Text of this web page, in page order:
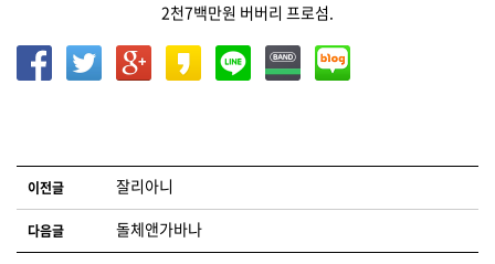
2천7백만원 버버리 프로섬.
이전글 잘리아니
다음글 돌체앤가바나